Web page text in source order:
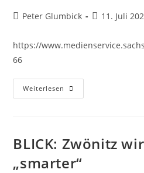
Peter Glumbick 11. Juli
https://
66
Weiterlesen
BLICK: Zwönitz
„smarter“